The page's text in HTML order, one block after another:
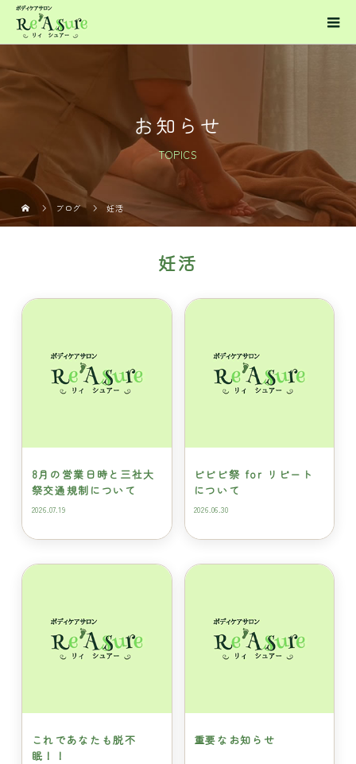
お知らせ
TOPICS
ブログ 妊活
妊活
8月の営業日時と三社大
祭交通規制について
2026.07.19
ビビビ祭 for リピート
について
2026.06.30
これであなたも脱不
眠！！
重要なお知らせ